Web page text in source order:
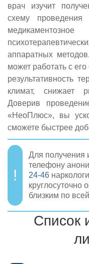
врач изучит
схему
аппаратных
может работать с
результативность
климат, снижает
Доверив
«НеоПлюс», вы
сможете быстрее
Для получения
телефону
24-46
близким по
Список